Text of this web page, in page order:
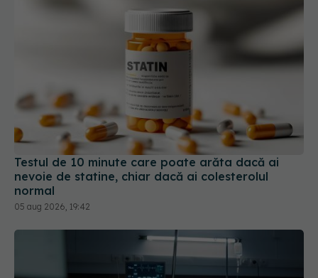
Testul de 10 minute care poate arăta dacă ai
nevoie de statine, chiar dacă ai colesterolul
normal
05 aug 2026, 19:42